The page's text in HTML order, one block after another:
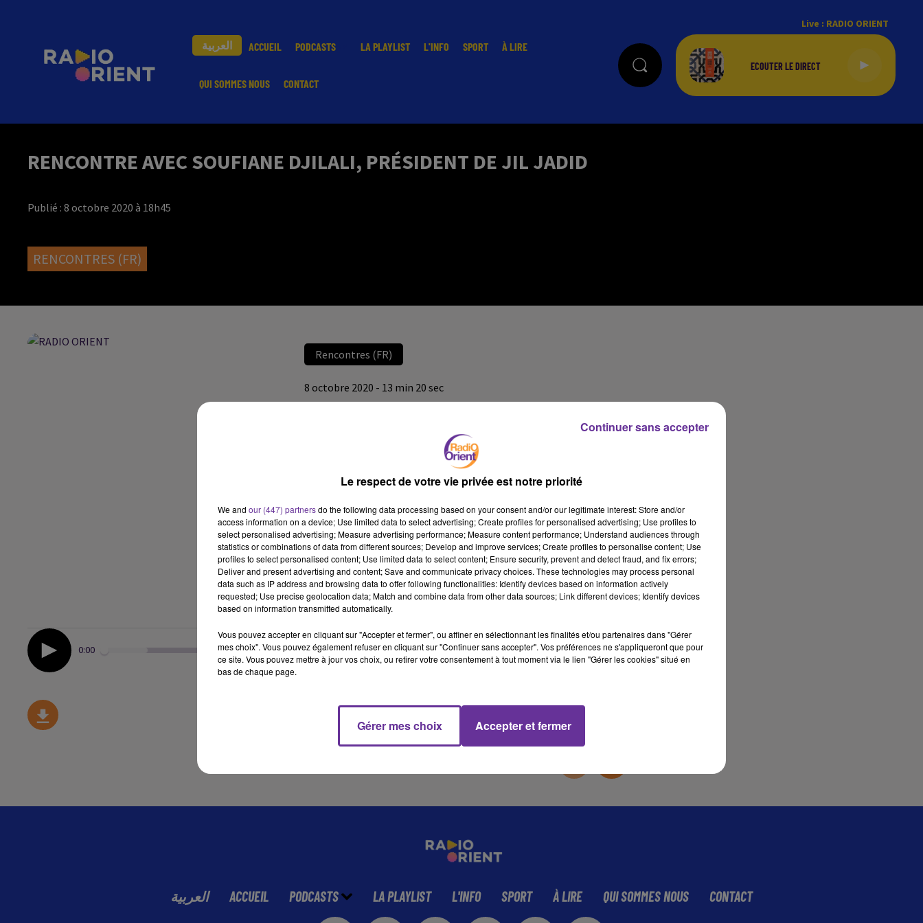
العربية ACCUEIL PODCASTS LA PLAYLIST L'INFO SPORT À LIRE
QUI SOMMES NOUS CONTACT
Live : RADIO ORIENT
RENCONTRE AVEC SOUFIANE DJILALI, PRÉSIDENT DE JIL JADID
Publié : 8 octobre 2020 à 18h45
RENCONTRES (FR)
Rencontres (FR)
8 octobre 2020 - 13 min 20 sec
Rencontres (FR)
jeudi soir à 20h30 et demain matin à 07h30. La campagne
électorale a débuté avant le référendum du1er novembre. Elle
prendra finle 28 octobre à minuit. Notre invité sera le président
du mouvement Jil JadidSoufiane DJILLALI. Une émission
présentée par François-Xavier de Calonne.
Emission diffusée le jeudi 8 octobre 2020
0:00 13 min 20 sec
العربية ACCUEIL PODCASTS LA PLAYLIST L'INFO SPORT À LIRE QUI SOMMES NOUS CONTACT
Le respect de votre vie privée est notre priorité
We and our (447) partnersdo the following data processing based on your consent and/or our legitimate interest: Store and/or
access information on a device; Use limited data to select advertising; Create profiles for personalised advertising; Use profiles to
select personalised advertising; Measure advertising performance; Measure content performance; Understand audiences through
statistics or combinations of data from different sources; Develop and improve services; Create profiles to personalise content; Use
profiles to select personalised content; Use limited data to select content; Ensure security, prevent and detect fraud, and fix errors;
Deliver and present advertising and content; Save and communicate privacy choices. These technologies may process personal
data such as IP address and browsing data to offer following functionalities: Identify devices based on information actively
requested; Use precise geolocation data; Match and combine data from other data sources; Link different devices; Identify devices
based on information transmitted automatically.
Vous pouvez accepter en cliquant sur "Accepter et fermer", ou affiner en sélectionnant les finalités et/ou partenaires dans "Gérer
mes choix". Vous pouvez également refuser en cliquant sur "Continuer sans accepter". Vos préférences ne s'appliqueront que pour
ce site. Vous pouvez mettre à jour vos choix, ou retirer votre consentement à tout moment via le lien "Gérer les cookies" situé en
bas de chaque page.
Gérer mes choix Accepter et fermer
Continuer sans accepter